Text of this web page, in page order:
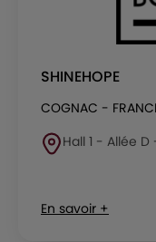
SHINEHOPE
COGNAC -
Hall 1 - Allée D
En savoir +